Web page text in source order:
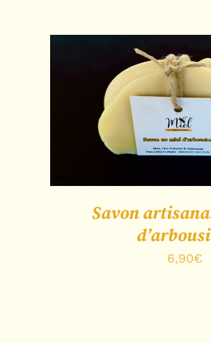
CHOIX DES OPTIONS
Savon
6,90€